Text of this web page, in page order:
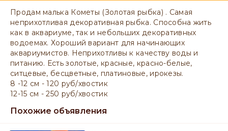
Продам малька Кометы (Золотая рыбка) . Самая
неприхотливая декоративная рыбка. Способна жить
как в аквариуме, так и небольших декоративных
водоемах. Хороший вариант для начинающих
аквариумистов. Неприхотливы к качеству воды и
питанию. Есть золотые, красные, красно-белые,
ситцевые, бесцветные, платиновые, ирокезы.
8 -12 см - 120 руб/хвостик
12-15 см - 250 руб/хвостик
Похожие объявления